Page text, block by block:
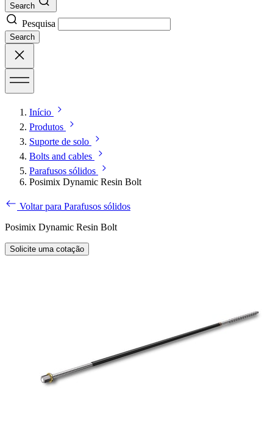
Search
Pesquisa
Search
Início
Produtos
Suporte de solo
Bolts and cables
Parafusos sólidos
Posimix Dynamic Resin Bolt
Voltar para Parafusos sólidos
Posimix Dynamic Resin Bolt
Solicite uma cotação